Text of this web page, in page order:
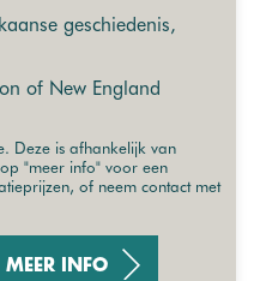
geschiedenis,
of New England
Deze is afhankelijk van
"meer info" voor een
of neem contact met
MEER INFO